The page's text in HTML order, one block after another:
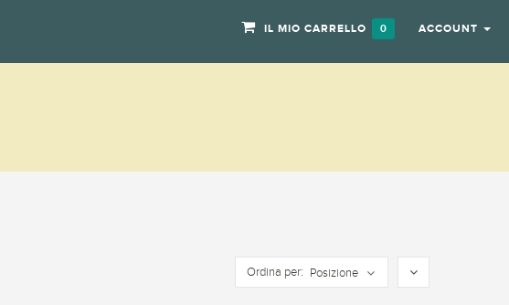
IL MIO CARRELLO 0 ACCOUNT
Ordina per: Posizione